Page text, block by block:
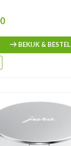
BEKIJK & BESTEL